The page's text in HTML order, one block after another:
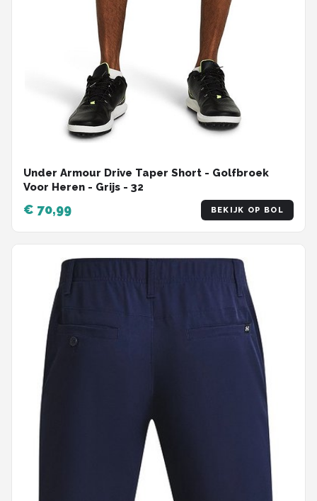
Under Armour Drive Taper Short - Golfbroek
Voor Heren - Grijs - 32
€ 70,99 BEKIJK OP BOL